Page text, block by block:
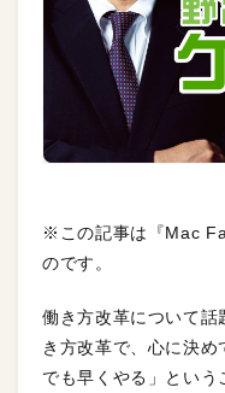
※この記事は『Mac
のです。
働き方改革について話
き方改革で、心に決
でも早くやる」とい